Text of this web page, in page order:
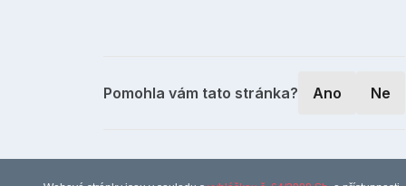
Pomohla vám tato stránka? Ano Ne